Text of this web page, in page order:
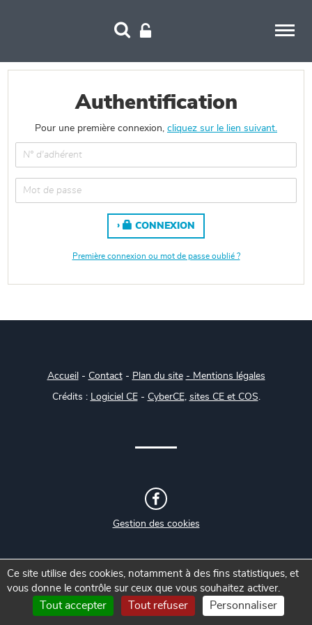
Authentification
Pour une première connexion, cliquez sur le lien suivant.
CONNEXION
Première connexion ou mot de passe oublié ?
Accueil - Contact- Plan du site - Mentions légales
Crédits : Logiciel CE- CyberCE, sites CE et COS.
Gestion des cookies
Ce site utilise des cookies, notamment à des fins statistiques, et
vous donne le contrôle sur ceux que vous souhaitez activer.
Tout accepter Tout refuser Personnaliser